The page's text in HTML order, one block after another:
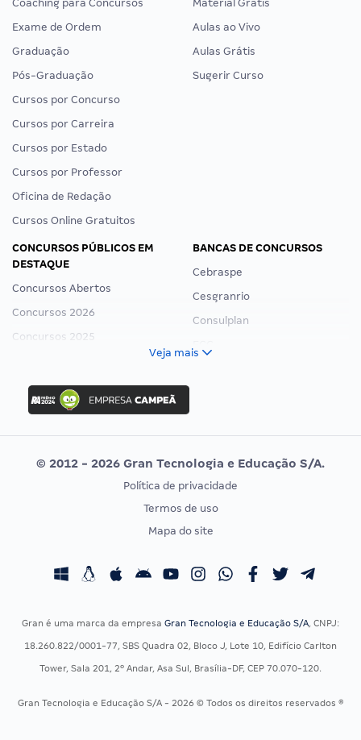
Coaching para Concursos
Exame de Ordem
Graduação
Pós-Graduação
Cursos por Concurso
Cursos por Carreira
Cursos por Estado
Cursos por Professor
Oficina de Redação
Cursos Online Gratuitos
Material Grátis
Aulas ao Vivo
Aulas Grátis
Sugerir Curso
CONCURSOS PÚBLICOS EM
DESTAQUE
Concursos Abertos
Concursos 2026
Concursos 2025
Concurso Ibama
Concurso MPU
Editais publicados
BANCAS DE CONCURSOS
Cebraspe
Cesgranrio
Consulplan
Vunesp
CONCURSOS POR PROFISSÃO
Concursos Fiscais
Residência Multiprofissional
EXAME DE ORDEM
Calendário OAB
Veja mais
© 2012 - 2026 Gran Tecnologia e Educação S/A.
Política de privacidade
Termos de uso
Mapa do site
Gran é uma marca da empresa Gran Tecnologia e Educação S/A, CNPJ:
18.260.822/0001-77, SBS Quadra 02, Bloco J, Lote 10, Edifício Carlton
Tower, Sala 201, 2º Andar, Asa Sul, Brasília-DF, CEP 70.070-120.
Gran Tecnologia e Educação S/A - 2026 © Todos os direitos reservados ®